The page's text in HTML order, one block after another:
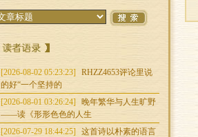
[2026-08-02 05:23:23]
RHZZ4653评论里说
的好“一个坚持的
[2026-08-01 03:26:24]
晚年繁华与人生旷野
——读《形形色色的人生
[2026-07-29 18:44:25]
这首诗以朴素的语言